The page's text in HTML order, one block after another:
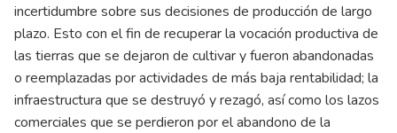
incertidumbre sobre sus decisiones de producción de largo
plazo. Esto con el fin de recuperar la vocación productiva de
las tierras que se dejaron de cultivar y fueron abandonadas
o reemplazadas por actividades de más baja rentabilidad; la
infraestructura que se destruyó y rezagó, así como los lazos
comerciales que se perdieron por el abandono de la